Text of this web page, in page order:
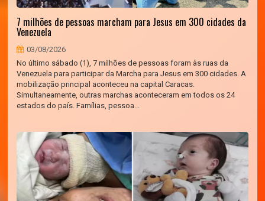
7 milhões de pessoas marcham para Jesus em 300 cidades da
Venezuela
03/08/2026
No último sábado (1), 7 milhões de pessoas foram às ruas da
Venezuela para participar da Marcha para Jesus em 300 cidades. A
mobilização principal aconteceu na capital Caracas.
Simultaneamente, outras marchas aconteceram em todos os 24
estados do país. Famílias, pessoa...